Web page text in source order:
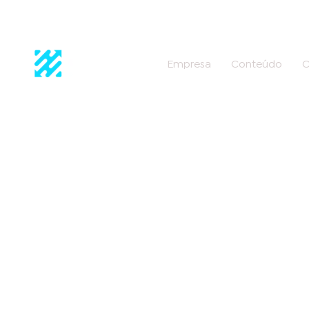
Empresa Conteúdo